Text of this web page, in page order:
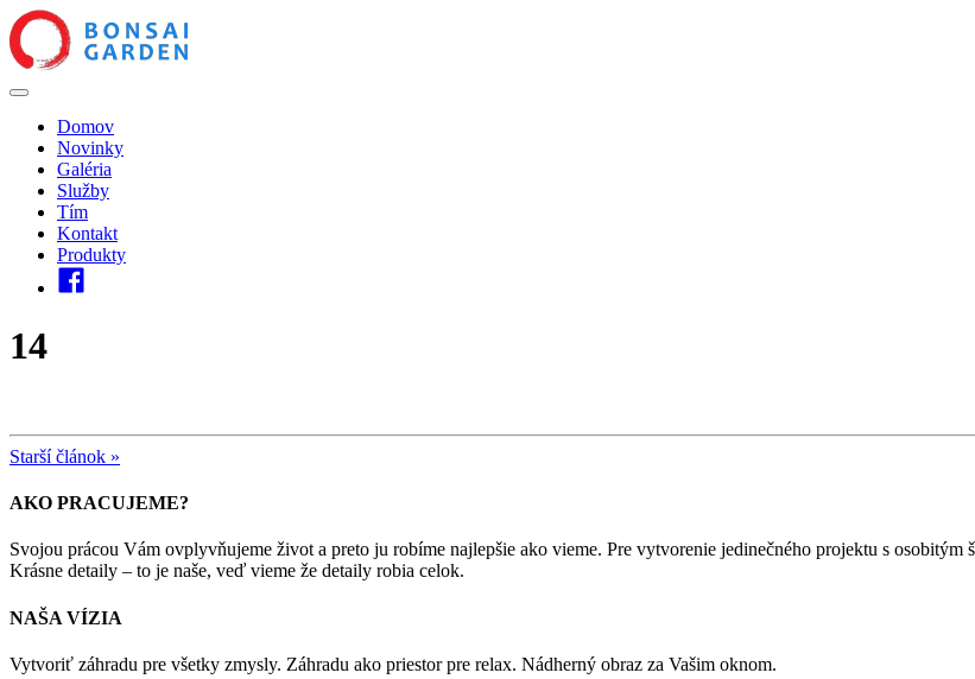
Domov
Novinky
Galéria
Služby
Tím
Kontakt
Produkty
14
Starší článok »
AKO PRACUJEME?
Svojou prácou Vám ovplyvňujeme život a preto ju robíme najlepšie ako vieme. Pre vytvorenie jedinečného projektu s osobitým
Krásne detaily – to je naše, veď vieme že detaily robia celok.
NAŠA VÍZIA
Vytvoriť záhradu pre všetky zmysly. Záhradu ako priestor pre relax. Nádherný obraz za Vašim oknom.